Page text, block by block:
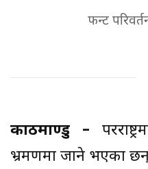
फन्ट
काठमाण्डु –
भ्रमणमा जाने भएका